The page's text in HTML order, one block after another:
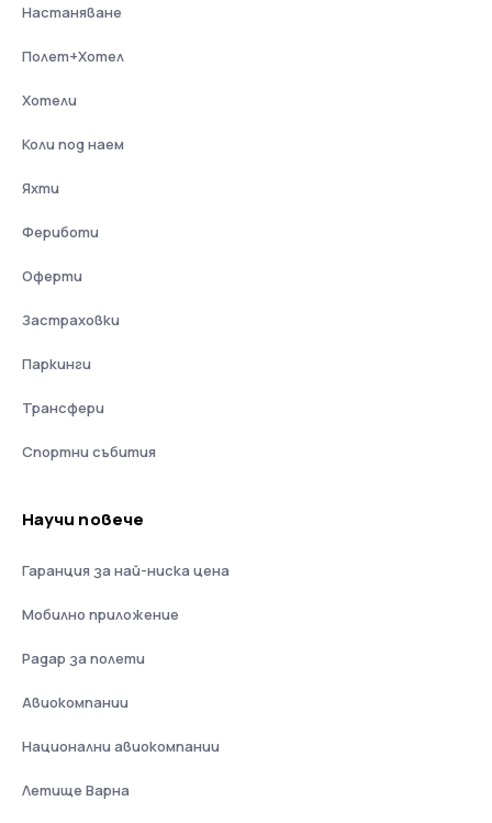
Настаняване
Полет+Хотел
Хотели
Коли под наем
Яхти
Фериботи
Оферти
Застраховки
Паркинги
Трансфери
Спортни събития
Научи повече
Гаранция за най-ниска цена
Мобилно приложение
Радар за полети
Авиокомпании
Национални авиокомпании
Летище Варна